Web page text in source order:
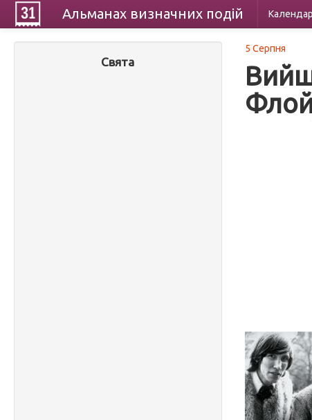
Альманах визначних подій Календар
Свята
5 Серпня